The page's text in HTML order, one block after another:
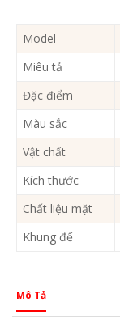
Model
Miêu tả
Đặc điểm
Màu sắc
Vật chất
Kích thước
Chất liệu mặt
Khung đế
Mô Tả